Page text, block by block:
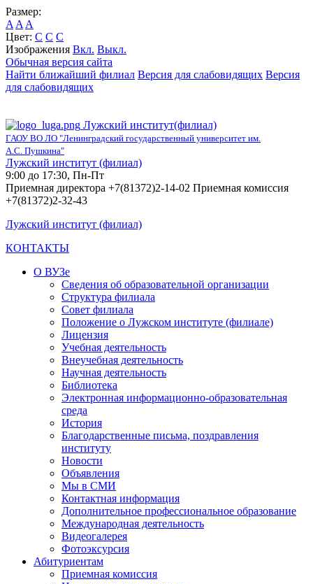
Размер:
A A A
Цвет: C C C
Изображения Вкл. Выкл.
Обычная версия сайта
Найти ближайший филиал Версия для слабовидящих Версия
для слабовидящих
Лужский институт(филиал)
ГАОУ ВО ЛО "Ленинградский государственный университет им.
А.С. Пушкина"
Лужский институт (филиал)
9:00 до 17:30, Пн-Пт
Приемная директора +7(81372)2-14-02 Приемная комиссия
+7(81372)2-32-43
Лужский институт (филиал)
КОНТАКТЫ
О ВУЗе
Сведения об образовательной организации
Структура филиала
Совет филиала
Положение о Лужском институте (филиале)
Лицензия
Учебная деятельность
Внеучебная деятельность
Научная деятельность
Библиотека
Электронная информационно-образовательная
среда
История
Благодарственные письма, поздравления
институту
Новости
Объявления
Мы в СМИ
Контактная информация
Дополнительное профессиональное образование
Международная деятельность
Видеогалерея
Фотоэксурсия
Абитуриентам
Приемная комиссия